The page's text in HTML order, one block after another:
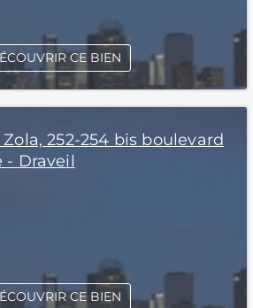
CE BIEN
252-254 bis boulevard
- Draveil
CE BIEN